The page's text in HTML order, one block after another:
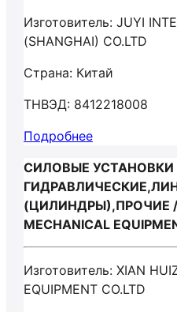
Изготовитель: JUYI
(SHANGHAI) CO.LTD
Страна: Китай
ТНВЭД: 8412218008
Подробнее
СИЛОВЫЕ УСТАНОВКИ
(ЦИЛИНДРЫ),ПРОЧИЕ /
MECHANICAL
Изготовитель: XIAN
EQUIPMENT CO.LTD